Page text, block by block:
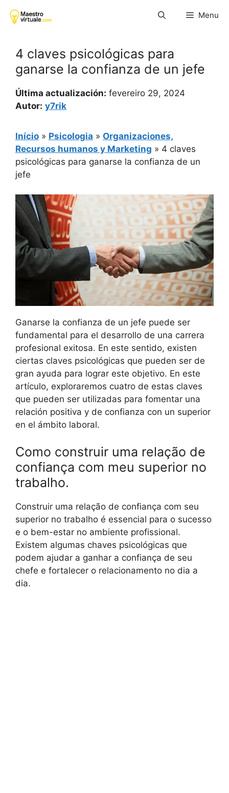
para
Menu
4 claves psicológicas para
ganarse la confianza de un jefe
Última actualización: fevereiro 29, 2024
Autor: y7rik
Início » Psicologia » Organizaciones,
Recursos humanos y Marketing » 4 claves
psicológicas para ganarse la confianza de un
jefe
Ganarse la confianza de un jefe puede ser
fundamental para el desarrollo de una carrera
profesional exitosa. En este sentido, existen
ciertas claves psicológicas que pueden ser de
gran ayuda para lograr este objetivo. En este
artículo, exploraremos cuatro de estas claves
que pueden ser utilizadas para fomentar una
relación positiva y de confianza con un superior
en el ámbito laboral.
Como construir uma relação de
confiança com meu superior no
trabalho.
Construir uma relação de confiança com seu
superior no trabalho é essencial para o sucesso
e o bem-estar no ambiente profissional.
Existem algumas chaves psicológicas que
podem ajudar a ganhar a confiança de seu
chefe e fortalecer o relacionamento no dia a
dia.